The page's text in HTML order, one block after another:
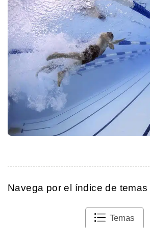
Navega por el índice de
Temas